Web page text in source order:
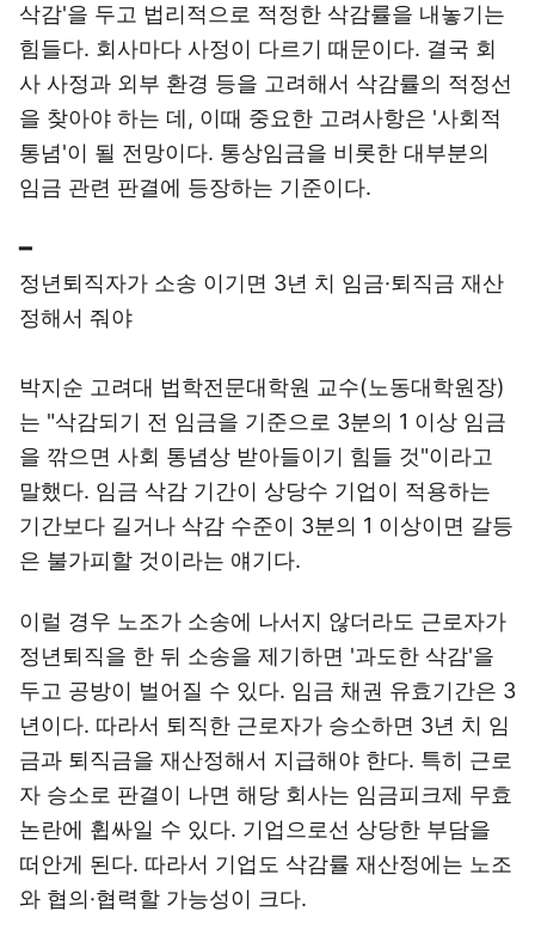
삭감'을 두고 법리적으로 적정한 삭감률을 내놓기는
힘들다. 회사마다 사정이 다르기 때문이다. 결국 회
사 사정과 외부 환경 등을 고려해서 삭감률의 적정선
을 찾아야 하는 데, 이때 중요한 고려사항은 '사회적
통념'이 될 전망이다. 통상임금을 비롯한 대부분의
임금 관련 판결에 등장하는 기준이다.
━
정년퇴직자가 소송 이기면 3년 치 임금·퇴직금 재산
정해서 줘야
박지순 고려대 법학전문대학원 교수(노동대학원장)
는 "삭감되기 전 임금을 기준으로 3분의 1 이상 임금
을 깎으면 사회 통념상 받아들이기 힘들 것"이라고
말했다. 임금 삭감 기간이 상당수 기업이 적용하는
기간보다 길거나 삭감 수준이 3분의 1 이상이면 갈등
은 불가피할 것이라는 얘기다.
이럴 경우 노조가 소송에 나서지 않더라도 근로자가
정년퇴직을 한 뒤 소송을 제기하면 '과도한 삭감'을
두고 공방이 벌어질 수 있다. 임금 채권 유효기간은 3
년이다. 따라서 퇴직한 근로자가 승소하면 3년 치 임
금과 퇴직금을 재산정해서 지급해야 한다. 특히 근로
자 승소로 판결이 나면 해당 회사는 임금피크제 무효
논란에 휩싸일 수 있다. 기업으로선 상당한 부담을
떠안게 된다. 따라서 기업도 삭감률 재산정에는 노조
와 협의·협력할 가능성이 크다.